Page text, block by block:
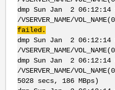
dmp Sun Jan 2 06:12:14
/VSERVER_NAME/
failed.
dmp Sun Jan 2 06:12:14
/VSERVER_NAME/
dmp Sun Jan 2 06:12:14
/VSERVER_NAME/
5028 secs, 186 MBps)